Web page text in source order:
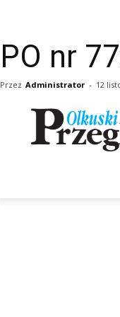
PO nr
Przez Administrator - 12